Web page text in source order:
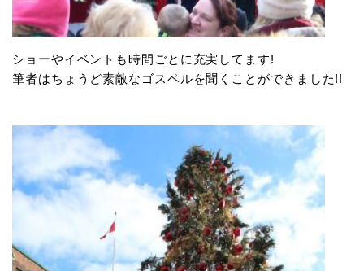
ショーやイベントも時間ごとに充実してます!
筆者はちょうど素敵なゴスペルを聞くことができました!!